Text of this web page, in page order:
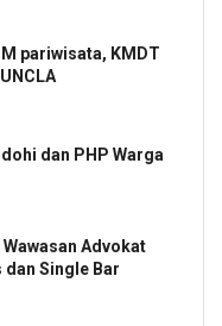
pariwisata, KMDT
dan PHP Warga
Advokat
dan Single Bar